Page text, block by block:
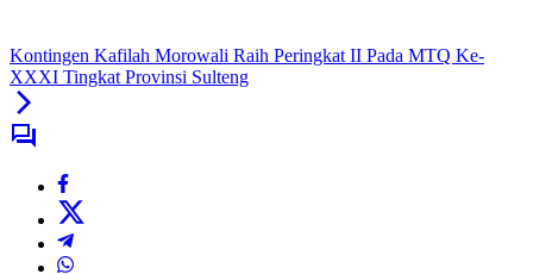
Kontingen Kafilah Morowali Raih Peringkat II Pada MTQ Ke-
XXXI Tingkat Provinsi Sulteng